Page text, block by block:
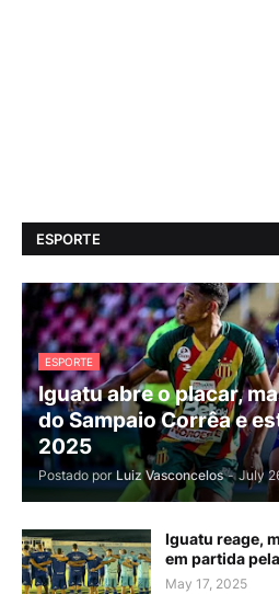
ESPORTE
ESPORTE
Iguatu abre o placar,
do Sampaio Corrêa e
2025
Postado por Luiz Vasconcelos - July
Iguatu reage,
em partida
May 17, 2025